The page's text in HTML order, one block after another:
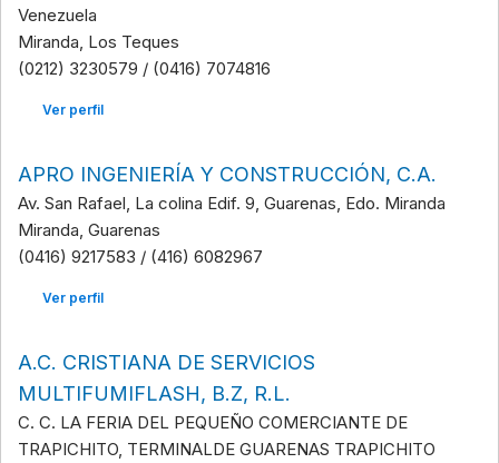
Venezuela
Miranda, Los Teques
(0212) 3230579 / (0416) 7074816
Ver perfil
APRO INGENIERÍA Y CONSTRUCCIÓN, C.A.
Av. San Rafael, La colina Edif. 9, Guarenas, Edo. Miranda
Miranda, Guarenas
(0416) 9217583 / (416) 6082967
Ver perfil
A.C. CRISTIANA DE SERVICIOS
MULTIFUMIFLASH, B.Z, R.L.
C. C. LA FERIA DEL PEQUEÑO COMERCIANTE DE
TRAPICHITO, TERMINALDE GUARENAS TRAPICHITO